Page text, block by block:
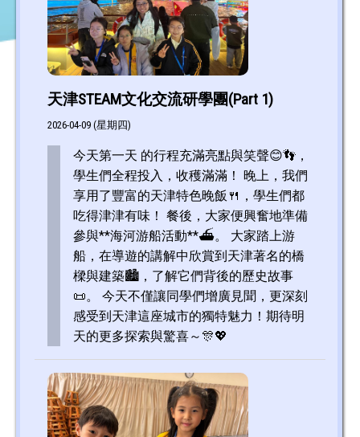
天津STEAM文化交流研學團(Part 1)
2026-04-09 (星期四)
今天第一天 的行程充滿亮點與笑聲😊👣，
學生們全程投入，收穫滿滿！ 晚上，我們
享用了豐富的天津特色晚飯🍴，學生們都
吃得津津有味！ 餐後，大家便興奮地準備
參與**海河游船活動**⛴️。 大家踏上游
船，在導遊的講解中欣賞到天津著名的橋
樑與建築🏙️，了解它們背後的歷史故事
📜。 今天不僅讓同學們增廣見聞，更深刻
感受到天津這座城市的獨特魅力！期待明
天的更多探索與驚喜～🎊💖